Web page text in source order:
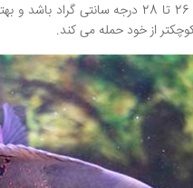
از خود حمله می کند.